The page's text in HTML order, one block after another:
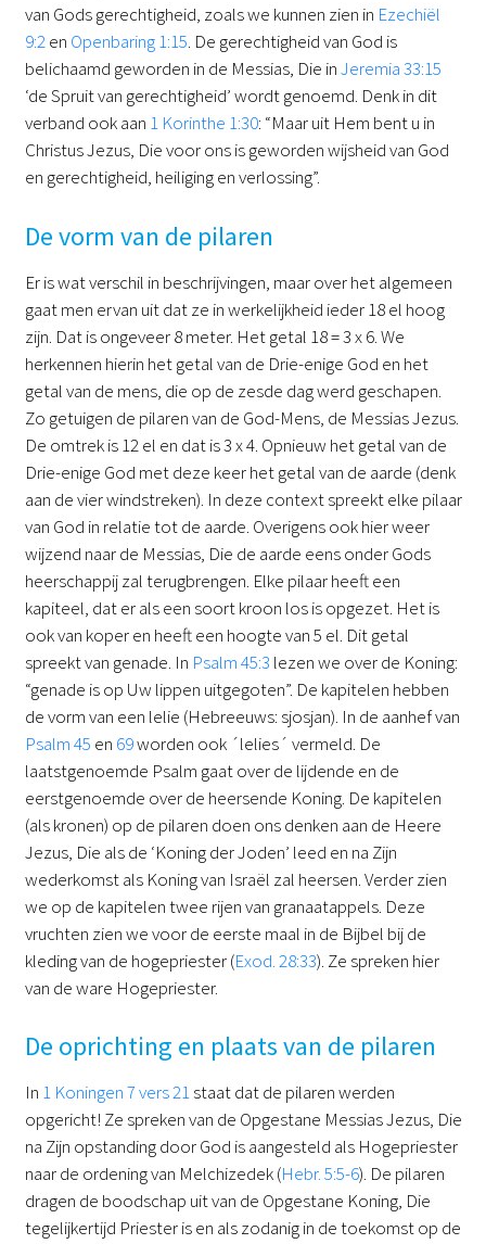
van Gods gerechtigheid, zoals we kunnen zien in Ezechiël
9:2en Openbaring 1:15. De gerechtigheid van God is
belichaamd geworden in de Messias, Die inJeremia 33:15
‘de Spruit van gerechtigheid’ wordt genoemd. Denk in dit
verband ook aan 1 Korinthe 1:30: “Maar uit Hem bent u in
Christus Jezus, Die voor ons is geworden wijsheid van God
en gerechtigheid, heiliging en verlossing”.
De vorm van de pilaren
Er is wat verschil in beschrijvingen, maar over het algemeen
gaat men ervan uit dat ze in werkelijkheid ieder 18 el hoog
zijn. Dat is ongeveer 8 meter. Het getal 18 = 3 x 6. We
herkennen hierin het getal van de Drie-enige God en het
getal van de mens, die op de zesde dag werd geschapen.
Zo getuigen de pilaren van de God-Mens, de Messias Jezus.
De omtrek is 12 el en dat is 3 x 4. Opnieuw het getal van de
Drie-enige God met deze keer het getal van de aarde (denk
aan de vier windstreken). In deze context spreekt elke pilaar
van God in relatie tot de aarde. Overigens ook hier weer
wijzend naar de Messias, Die de aarde eens onder Gods
heerschappij zal terugbrengen. Elke pilaar heeft een
kapiteel, dat er als een soort kroon los is opgezet. Het is
ook van koper en heeft een hoogte van 5 el. Dit getal
spreekt van genade. In Psalm 45:3 lezen we over de Koning:
“genade is op Uw lippen uitgegoten”. De kapitelen hebben
de vorm van een lelie (Hebreeuws: sjosjan). In de aanhef van
Psalm 45 en 69worden ook ´lelies´ vermeld. De
laatstgenoemde Psalm gaat over de lijdende en de
eerstgenoemde over de heersende Koning. De kapitelen
(als kronen) op de pilaren doen ons denken aan de Heere
Jezus, Die als de ‘Koning der Joden’ leed en na Zijn
wederkomst als Koning van Israël zal heersen. Verder zien
we op de kapitelen twee rijen van granaatappels. Deze
vruchten zien we voor de eerste maal in de Bijbel bij de
kleding van de hogepriester (Exod. 28:33). Ze spreken hier
van de ware Hogepriester.
De oprichting en plaats van de pilaren
In 1 Koningen 7 vers 21staat dat de pilaren werden
opgericht! Ze spreken van de Opgestane Messias Jezus, Die
na Zijn opstanding door God is aangesteld als Hogepriester
naar de ordening van Melchizedek (Hebr. 5:5-6). De pilaren
dragen de boodschap uit van de Opgestane Koning, Die
tegelijkertijd Priester is en als zodanig in de toekomst op de